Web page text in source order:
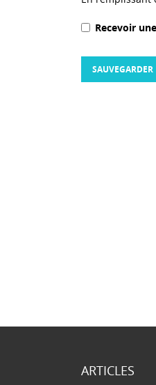
Recevoir
SAUVEGARDER
ARTICLES